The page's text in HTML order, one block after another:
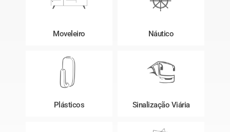
Moveleiro Náutico
Plásticos Sinalização Viária